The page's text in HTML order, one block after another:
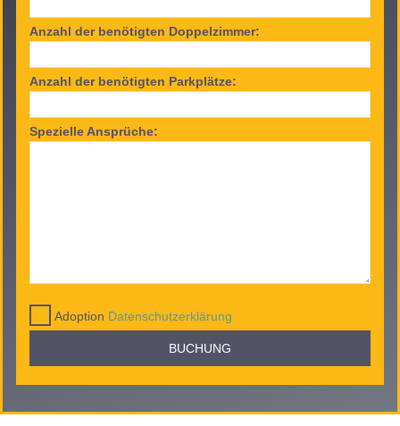
Anzahl der benötigten Doppelzimmer:
Anzahl der benötigten Parkplätze:
Spezielle Ansprüche:
Adoption Datenschutzerklärung
BUCHUNG